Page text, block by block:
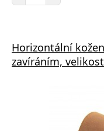
Horizontální
zavíráním,